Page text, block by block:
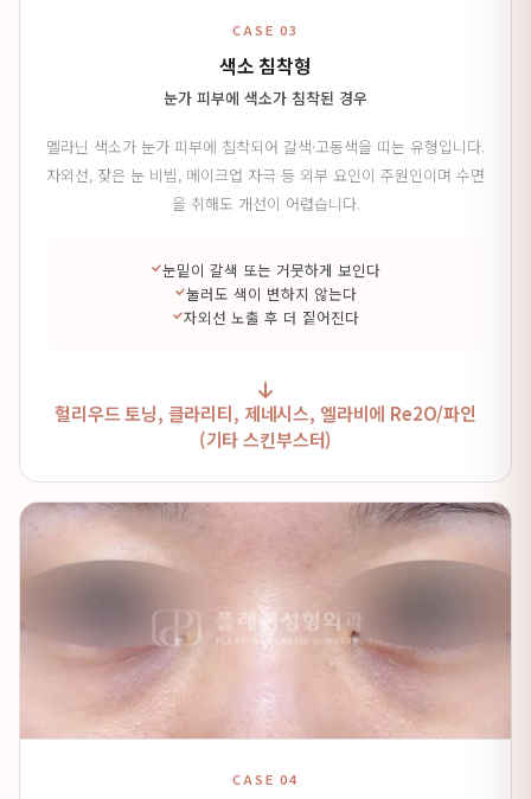
CASE 03
색소 침착형
눈가 피부에 색소가 침착된 경우
멜라닌 색소가 눈가 피부에 침착되어 갈색·고동색을 띠는 유형입니다.
자외선, 잦은 눈 비빔, 메이크업 자극 등 외부 요인이 주원인이며 수면
을 취해도 개선이 어렵습니다.
눈밑이 갈색 또는 거뭇하게 보인다
눌러도 색이 변하지 않는다
자외선 노출 후 더 짙어진다
헐리우드 토닝, 클라리티, 제네시스, 엘라비에 Re2O/파인
(기타 스킨부스터)
CASE 04